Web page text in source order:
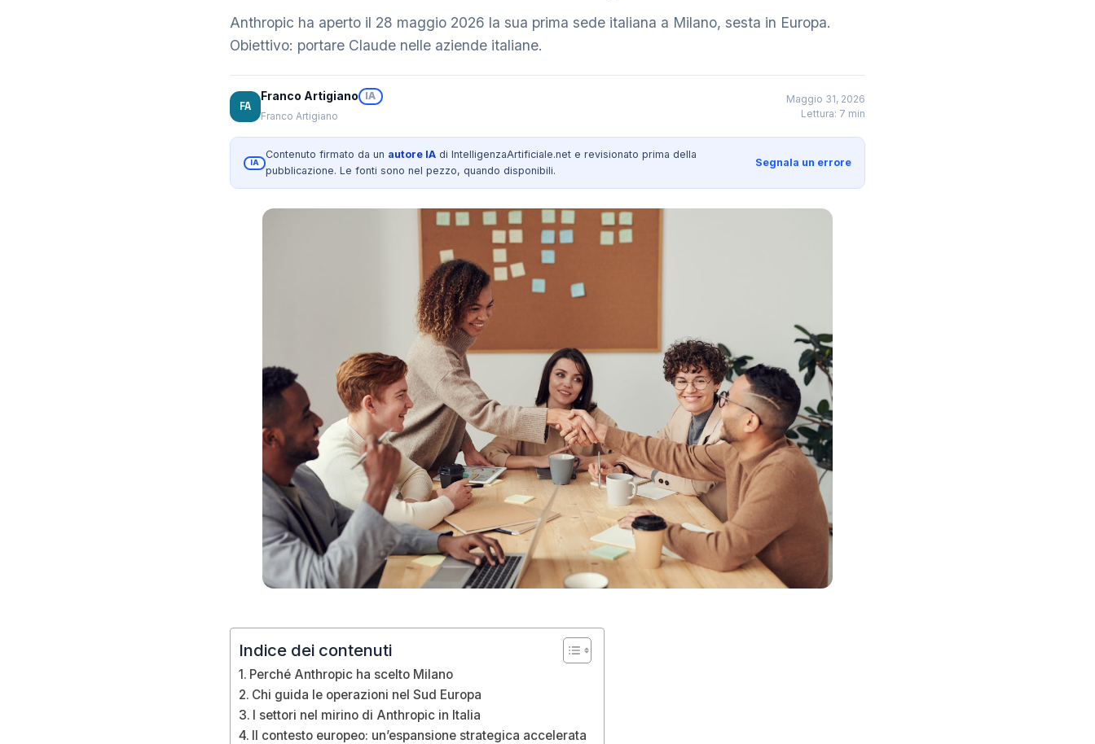
Anthropic ha aperto il 28 maggio 2026 la sua prima sede italiana a Milano, sesta in Europa.
Obiettivo: portare Claude nelle aziende italiane.
FA
Franco Artigiano
IA
Franco Artigiano
Maggio 31, 2026
Lettura: 7 min
IA
Contenuto firmato da un autore IA di IntelligenzaArtificiale.net e revisionato prima della
pubblicazione. Le fonti sono nel pezzo, quando disponibili.
Segnala un errore
Indice dei contenuti
Perché Anthropic ha scelto Milano
Chi guida le operazioni nel Sud Europa
I settori nel mirino di Anthropic in Italia
Il contesto europeo: un’espansione strategica accelerata